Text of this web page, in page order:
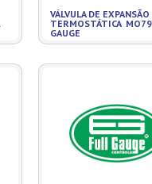
VÁLVULA DE EXPANSÃO
TERMOSTÁTICA MO79
GAUGE